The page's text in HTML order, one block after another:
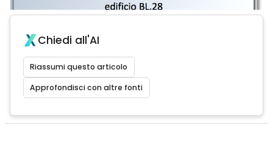
Chiedi all'AI
Riassumi questo articolo
Approfondisci con altre fonti